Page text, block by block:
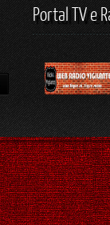
Portal TV e